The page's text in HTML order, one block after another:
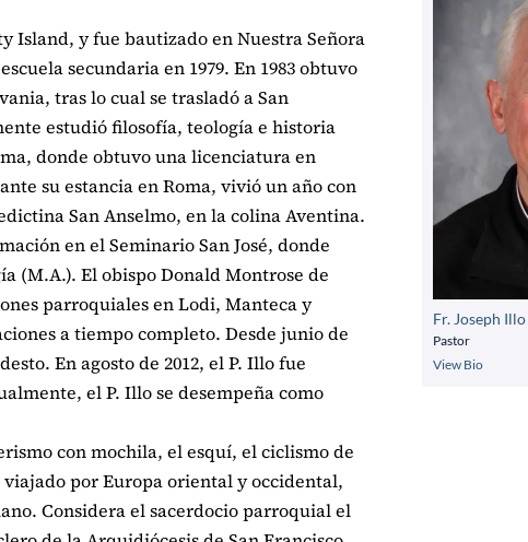
Island, y fue bautizado en Nuestra Señora
secundaria en 1979. En 1983 obtuvo
tras lo cual se trasladó a San
estudió filosofía, teología e historia
donde obtuvo una licenciatura en
su estancia en Roma, vivió un año con
San Anselmo, en la colina Aventina.
en el Seminario San José, donde
(M.A.). El obispo Donald Montrose de
parroquiales en Lodi, Manteca y
a tiempo completo. Desde junio de
En agosto de 2012, el P. Illo fue
el P. Illo se desempeña como
con mochila, el esquí, el ciclismo de
por Europa oriental y occidental,
Considera el sacerdocio parroquial el
Fr. Joseph Illo
Pastor
View Bio